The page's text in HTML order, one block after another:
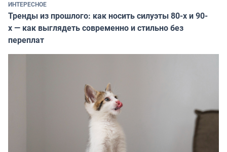
ИНТЕРЕСНОЕ
Тренды из прошлого: как носить силуэты 80-х и 90-
х — как выглядеть современно и стильно без
переплат